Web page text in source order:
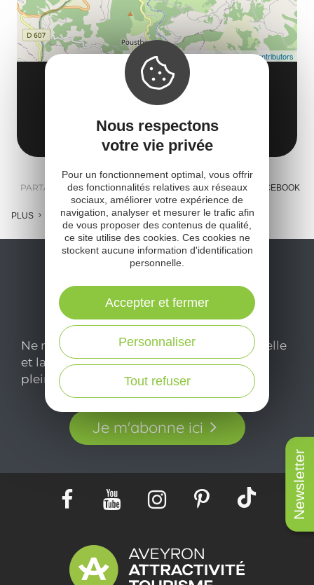
Newsletter
LE PETIT MARCHEUR
Camp Grand
12380 La Serre
Obtenir l'itinéraire
Leaflet| Map data ©OpenStreetMap contributors
PARTAGER : E-MAIL MESSENGER FACEBOOK
PLUS
Ne manquez pas notre newsletter mensuelle
et laissez-vous inspirer pour profiter
pleinement de votre séjour en Aveyron.
Je m'abonne ici
Nous respectons
votre vie privée
Pour un fonctionnement optimal, vous offrir
des fonctionnalités relatives aux réseaux
sociaux, améliorer votre expérience de
navigation, analyser et mesurer le trafic afin
de vous proposer des contenus de qualité,
ce site utilise des cookies. Ces cookies ne
stockent aucune information d'identification
personnelle.
Tout refuser
Personnaliser
Accepter et fermer